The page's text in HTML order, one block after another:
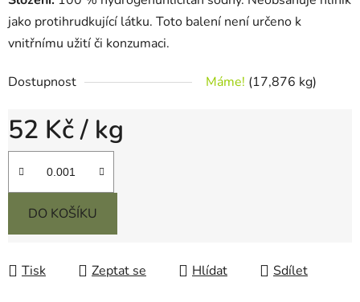
jako protihrudkující látku. Toto balení není určeno k
vnitřnímu užití či konzumaci.
Dostupnost Máme! (17,876 kg)
52 Kč/ kg
Měrná cena:
DO KOŠÍKU
Tisk Zeptat se Hlídat Sdílet